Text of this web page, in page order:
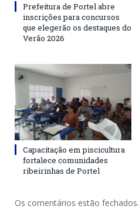
Prefeitura de Portel abre
inscrições para concursos
que elegerão os destaques do
Verão 2026
Capacitação em piscicultura
fortalece comunidades
ribeirinhas de Portel
Os comentários estão fechados.